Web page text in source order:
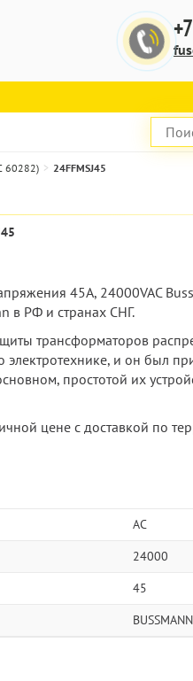
60282) 24FFMSJ45
45А, 24000VAC
в РФ и странах СНГ.
трансформаторов
и он был
простотой их
цене с доставкой по
AC
24000
45
BUSSMANN